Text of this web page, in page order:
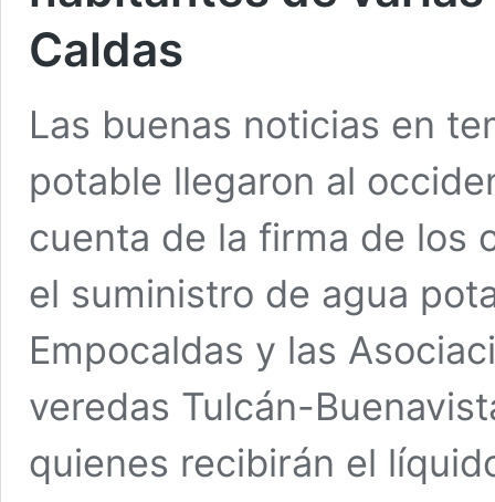
Caldas
Las buenas noticias en
potable llegaron al
cuenta de la firma de los
el suministro de agua
Empocaldas y las
veredas Tulcán-
quienes recibirán el